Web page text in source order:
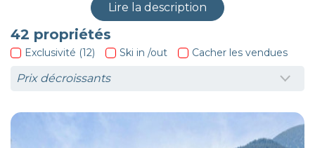
Lire la description
42 propriétés
Exclusivité (12) Ski in /out Cacher les vendues